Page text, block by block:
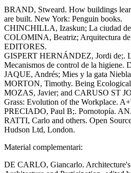
BRAND, Stweard. How buildings
are built. New York: Penguin books.
CHINCHILLA, Izaskun; La ciudad
COLOMINA, Beatriz; Arquitectura
EDITORES.
GISPERT HERNÁNDEZ, Jordi de;.
Mecanismos de control de la
JAQUE, Andrés; Mies y la gata
MORTON, Timothy. Being
MOZAS, Javier; and CARUSO ST
Grass: Evolution of the Workplace.
PRECIADO, Paul B;. Pornotopía.
RATTI, Carlo and others. Open
Hudson Ltd, London.
Material complementari:
DE CARLO, Giancarlo.